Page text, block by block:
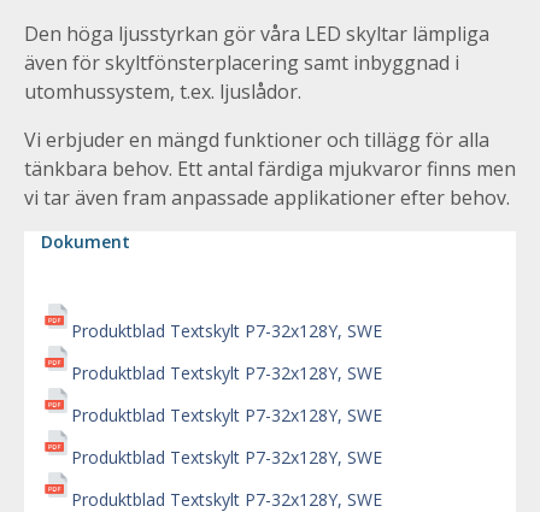
Den höga ljusstyrkan gör våra LED skyltar lämpliga
även för skyltfönsterplacering samt inbyggnad i
utomhussystem, t.ex. ljuslådor.
Vi erbjuder en mängd funktioner och tillägg för alla
tänkbara behov. Ett antal färdiga mjukvaror finns men
vi tar även fram anpassade applikationer efter behov.
Dokument
Produktblad Textskylt P7-32x128Y, SWE
Produktblad Textskylt P7-32x128Y, SWE
Produktblad Textskylt P7-32x128Y, SWE
Produktblad Textskylt P7-32x128Y, SWE
Produktblad Textskylt P7-32x128Y, SWE